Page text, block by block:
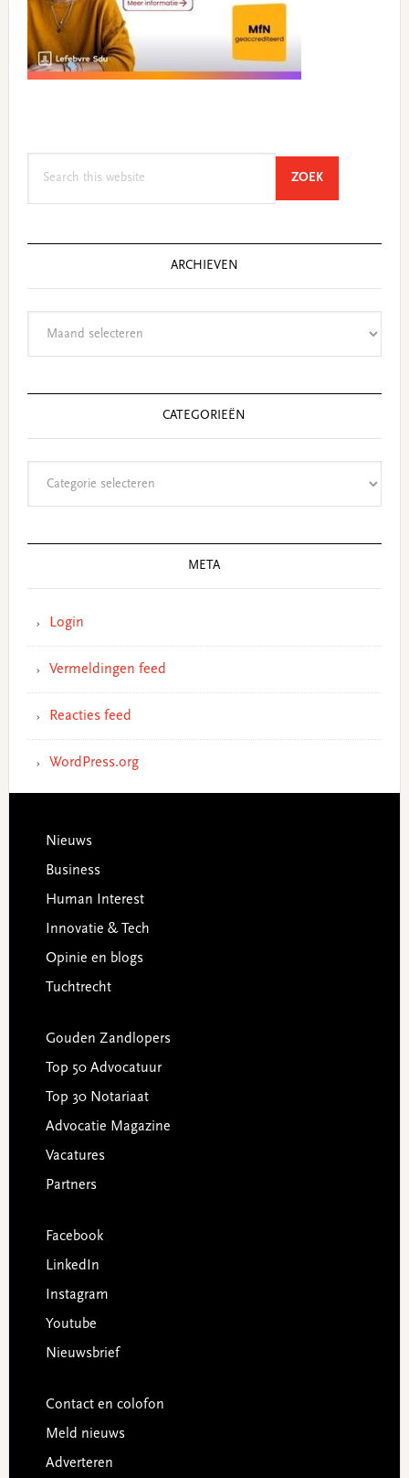
ZOEKSEARCH
ARCHIEVEN
CATEGORIEËN
META
Login
Vermeldingen feed
Reacties feed
WordPress.org
Footer
Nieuws
Business
Human Interest
Innovatie & Tech
Opinie en blogs
Tuchtrecht
Gouden Zandlopers
Top 50 Advocatuur
Top 30 Notariaat
Advocatie Magazine
Vacatures
Partners
Facebook
LinkedIn
Instagram
Youtube
Nieuwsbrief
Contact en colofon
Meld nieuws
Adverteren